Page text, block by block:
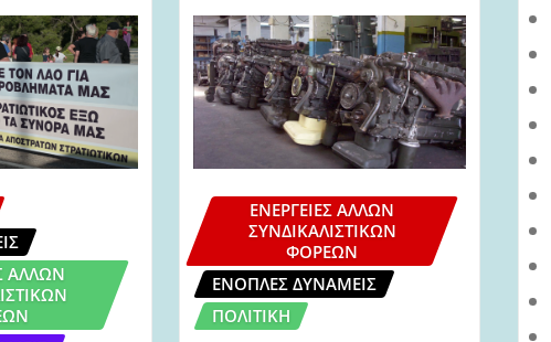
ΆΛΛΩΝ
ΕΝΈΡΓΕΙΕΣ ΆΛΛΩΝ
ΣΥΝΔΙΚΑΛΙΣΤΙΚΏΝ
ΦΟΡΈΩΝ
ΈΝΟΠΛΕΣ ΔΥΝΆΜΕΙΣ
ΠΟΛΙΤΙΚΉ